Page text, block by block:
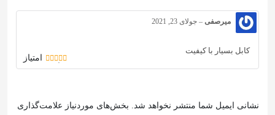
امتیاز
5از 5
میرصفی – جولای 23, 2021
کابل بسیار با کیفیت
نشانی ایمیل شما منتشر نخواهد شد. بخش‌های موردنیاز علامت‌گذاری